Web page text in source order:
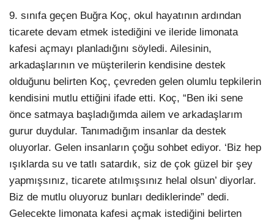
9. sınıfa geçen Buğra Koç, okul hayatının ardından
ticarete devam etmek istediğini ve ileride limonata
kafesi açmayı planladığını söyledi. Ailesinin,
arkadaşlarının ve müşterilerin kendisine destek
olduğunu belirten Koç, çevreden gelen olumlu tepkilerin
kendisini mutlu ettiğini ifade etti. Koç, “Ben iki sene
önce satmaya başladığımda ailem ve arkadaşlarım
gurur duydular. Tanımadığım insanlar da destek
oluyorlar. Gelen insanların çoğu sohbet ediyor. ‘Biz hep
ışıklarda su ve tatlı satardık, siz de çok güzel bir şey
yapmışsınız, ticarete atılmışsınız helal olsun’ diyorlar.
Biz de mutlu oluyoruz bunları dediklerinde” dedi.
Gelecekte limonata kafesi açmak istediğini belirten